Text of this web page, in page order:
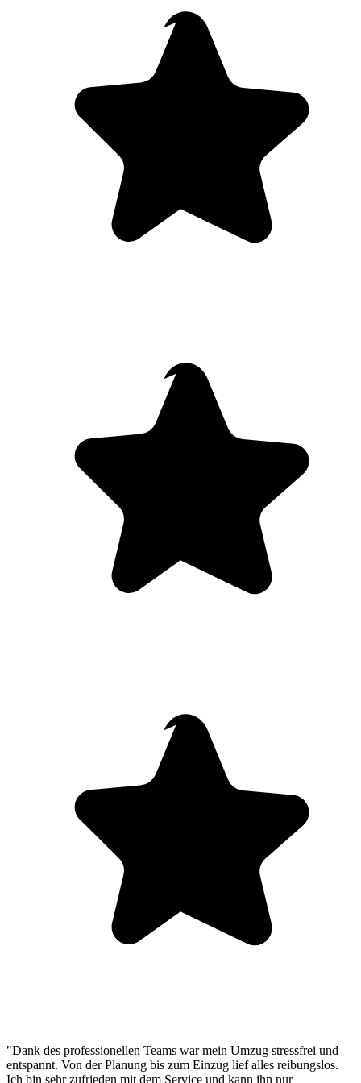
"Dank des professionellen Teams war mein Umzug stressfrei und
entspannt. Von der Planung bis zum Einzug lief alles reibungslos.
Ich bin sehr zufrieden mit dem Service und kann ihn nur